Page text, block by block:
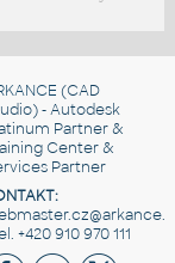
(CAD
- Autodesk
Partner &
Center &
Partner
+420 910 970 111